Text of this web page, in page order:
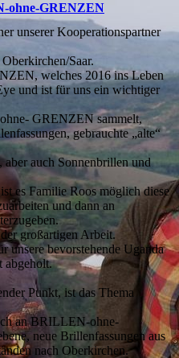
ohne-GRENZEN
unserer Kooperationspartner
Saar.
welches 2016 ins Leben
und ist für uns ein wichtiger
GRENZEN sammelt,
gebrauchte „alte“
auch Sonnenbrillen und
es Familie Roos möglich diese
und dann an
großartigen Arbeit.
unsere bevorstehende Uganda
abgeholt.
Punkt, ist das Thema
an BRILLEN-ohne-
neue Brillenfassungen aus
nach Oberkirchen.